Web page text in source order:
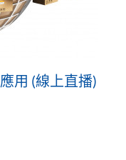
用 (線上直播)